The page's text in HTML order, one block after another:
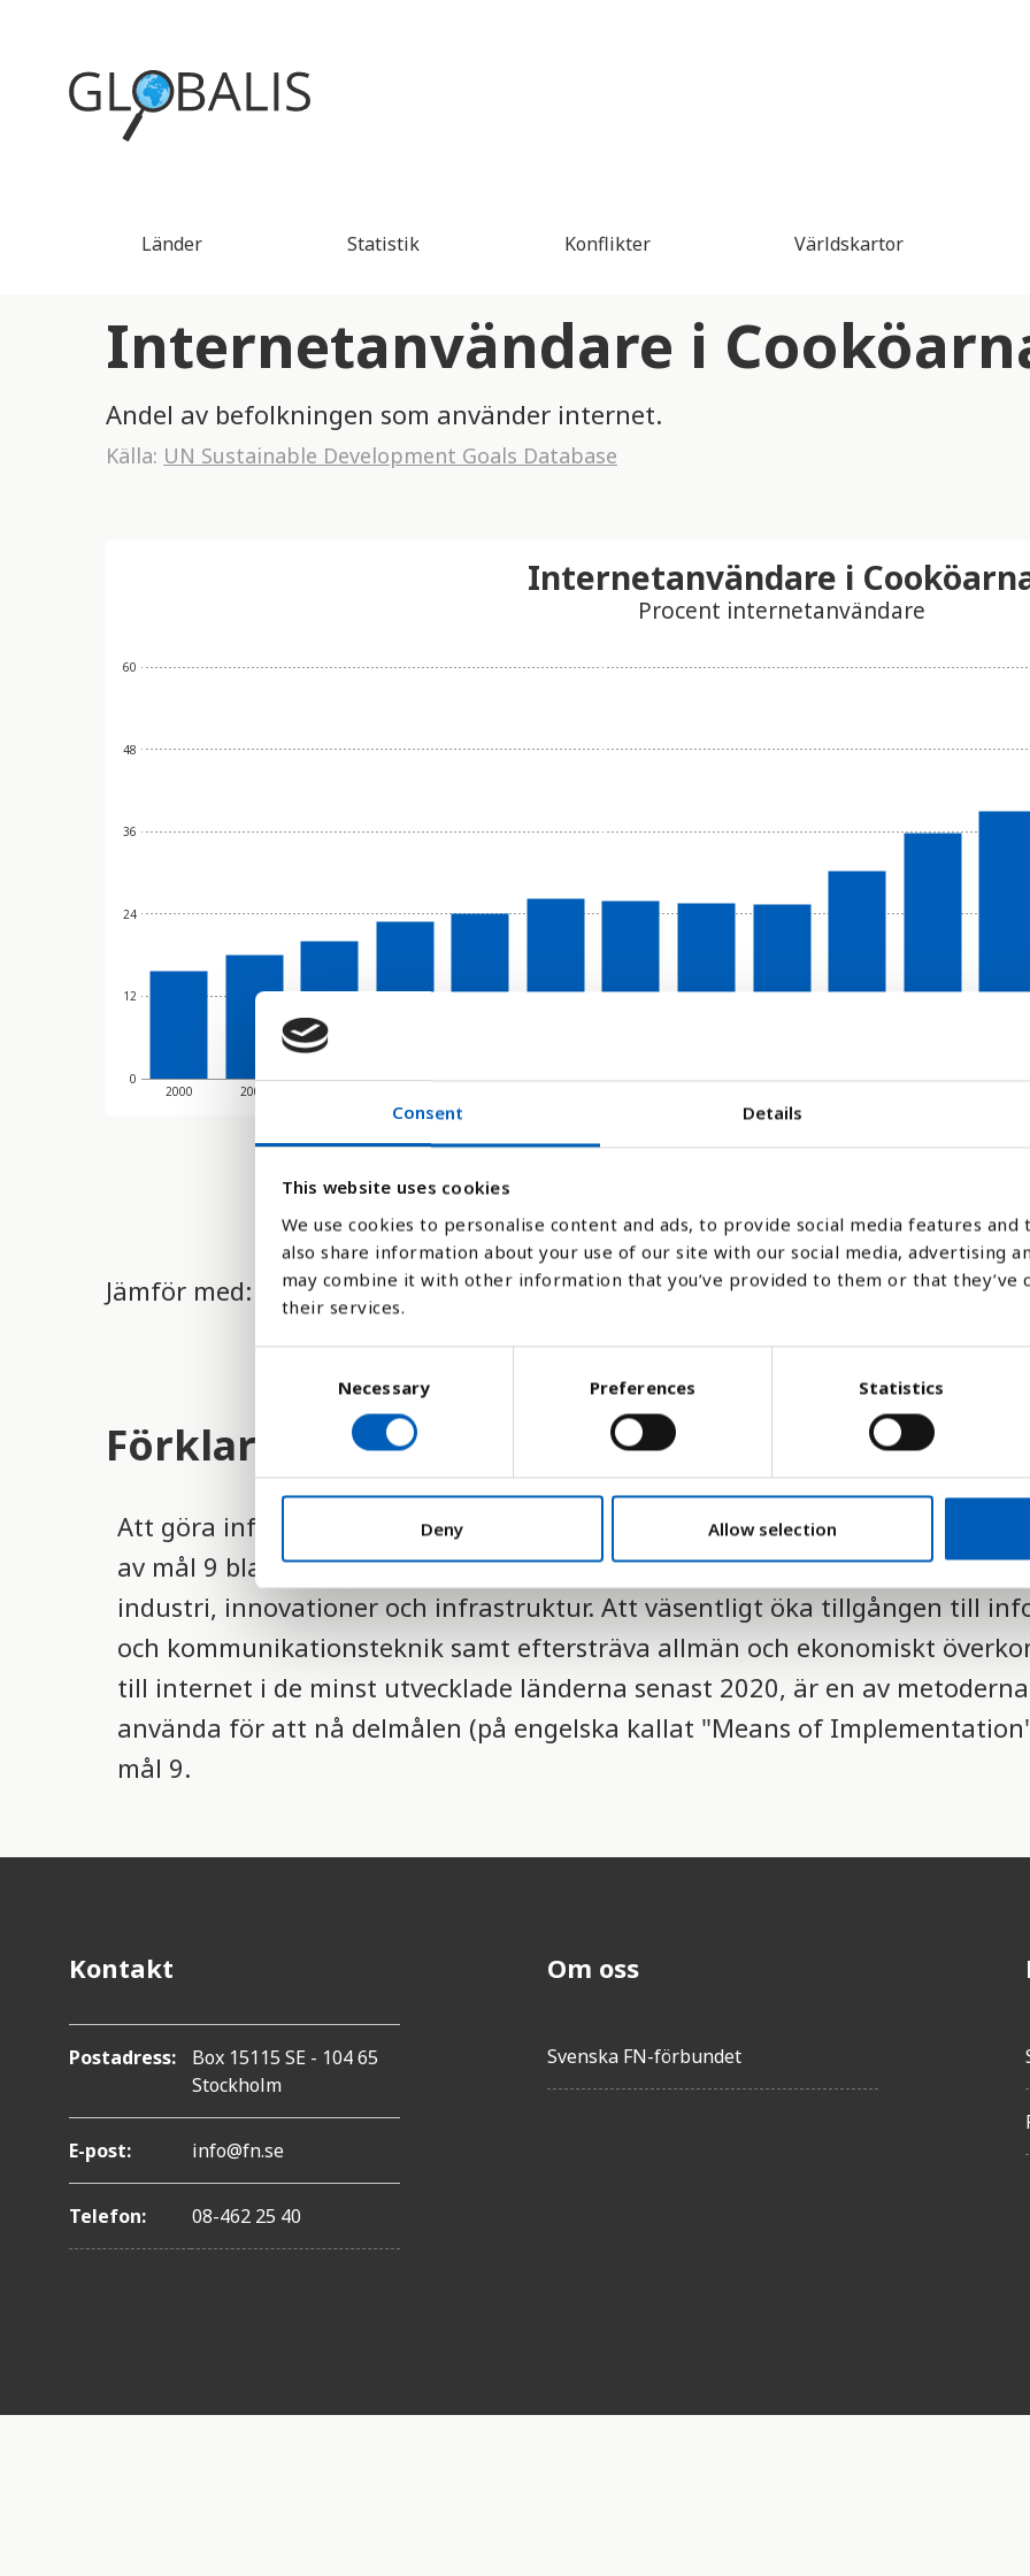
Consent Details
This website uses cookies
We use cookies to personalise content and ads, to provide social media features and
also share information about your use of our site with our social media, advertising
may combine it with other information that you’ve provided to them or that they’ve
their services.
s
t
e
l
c
i
Necessary Preferences Statistics
Deny Allow selection
Länder Statistik Konflikter Världskartor
Internetanvändare i
Andel av befolkningen som använder internet.
Källa: UN Sustainable Development Goals Database
0
12
24
36
48
60
2000 2001
Internetanvändare i
Procent internetanvändare
Jämför med:
Förklaring
Att göra information och kommunikation tillgängligt för invånarna i ett
av mål 9 blandFN:s 17 globala mål för hållbar utvecklingMål 9 handlar om
industri, innovationer och infrastruktur. Att väsentligt öka tillgången till
och kommunikationsteknik samt eftersträva allmän och ekonomiskt
till internet i de minst utvecklade länderna senast 2020, är en av
använda för att nå delmålen (på engelska kallat "Means of
mål 9.
Kontakt
Postadress:
Box 15115 SE - 104 65
Stockholm
E-post: info@fn.se
Telefon: 08-462 25 40
Om oss
Svenska FN-förbundet